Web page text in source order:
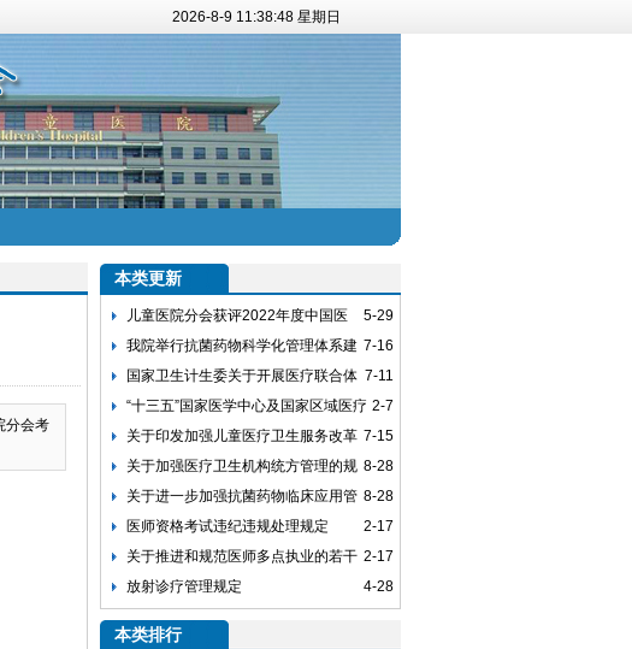
2026-8-9 11:38:49 星期日
分会考
本类更新
5-29
儿童医院分会获评2022年度中国医
院协会优秀分支机构
7-16
我院举行抗菌药物科学化管理体系建
设专题培训
7-11
国家卫生计生委关于开展医疗联合体
建设试点工作的指导意见
2-7
“十三五”国家医学中心及国家区域医疗
中心设置规划
7-15
关于印发加强儿童医疗卫生服务改革
与发展意见的通知
8-28
关于加强医疗卫生机构统方管理的规
定
8-28
关于进一步加强抗菌药物临床应用管
理工作的通知
2-17
医师资格考试违纪违规处理规定
2-17
关于推进和规范医师多点执业的若干
意见
4-28
放射诊疗管理规定
本类排行